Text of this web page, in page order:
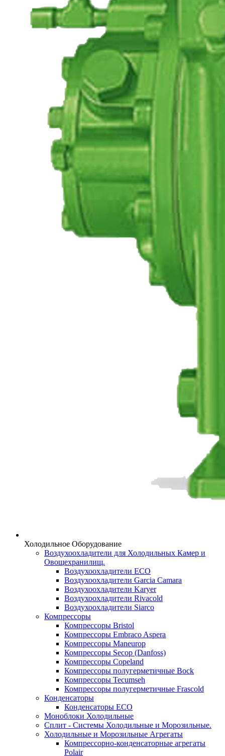
Холодильное Оборудование
Воздухоохладители для Холодильных Камер и
Овощехранилищ.
Воздухоохладители ECO
Воздухоохладители Garcia Camara
Воздухоохладители Karyer
Воздухоохладители Rivacold
Воздухоохладители Siarco
Компрессоры
Компрессоры Bristol
Компрессоры Embraco Aspera
Компрессоры Maneurop
Компрессоры Secop (Danfoss)
Компрессоры Copeland
Компрессоры полугерметичные Bock
Компрессоры Tecumseh
Компрессоры полугерметичные Frascold
Конденсаторы
Конденсаторы ECO
Моноблоки Холодильные
Сплит - Системы Холодильные и Морозильные.
Холодильные и Морозильные Агрегаты
Компрессорно-конденсаторные агрегаты
Polair